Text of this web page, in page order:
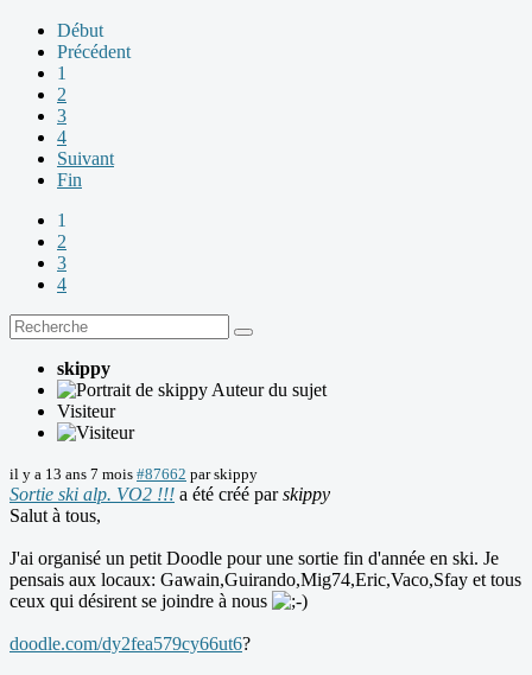
Début
Précédent
1
2
3
4
Suivant
Fin
1
2
3
4
skippy
Auteur du sujet
Visiteur
il y a 13 ans 7 mois #87662 parskippy
Sortie ski alp. VO2 !!! a été créé parskippy
Salut à tous,
J'ai organisé un petit Doodle pour une sortie fin d'année en ski. Je
pensais aux locaux: Gawain,Guirando,Mig74,Eric,Vaco,Sfay et tous
ceux qui désirent se joindre à nous
doodle.com/dy2fea579cy66ut6?